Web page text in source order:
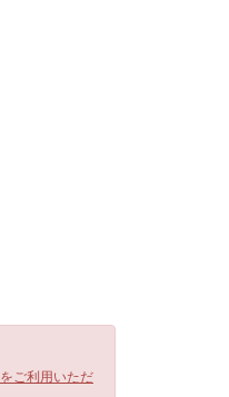
ご利用いただ